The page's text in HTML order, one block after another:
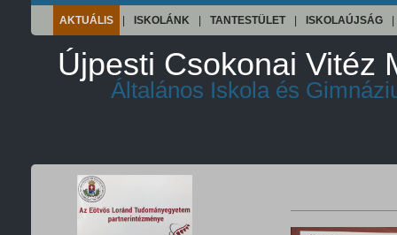
AKTUÁLIS ISKOLÁNK TANTESTÜLET ISKOLAÚJSÁG
Újpesti Csokonai Vitéz
Általános Iskola és